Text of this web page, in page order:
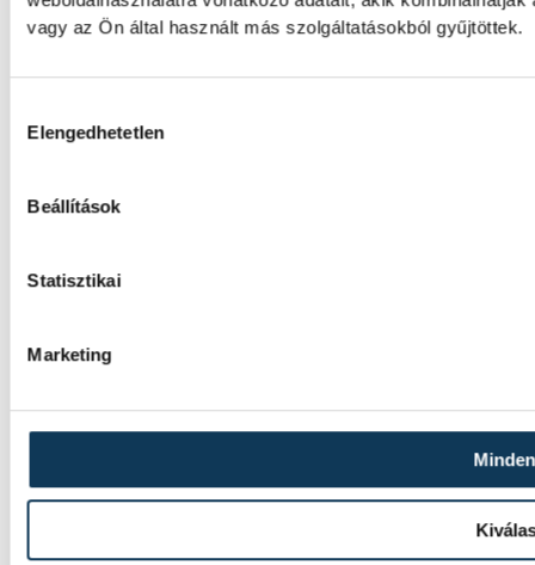
vagy az Ön által használt más szolgáltatásokból gyűjtöttek.
Elengedhetetlen
Beállítások
Statisztikai
Marketing